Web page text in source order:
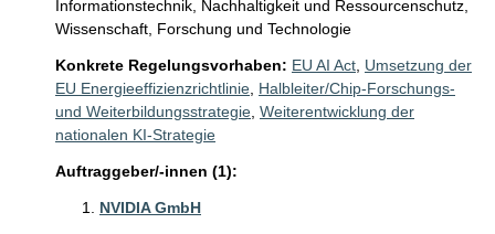
Informationstechnik, Nachhaltigkeit und Ressourcenschutz,
Wissenschaft, Forschung und Technologie
Konkrete Regelungsvorhaben: EU AI Act Umsetzung der
EU Energieeffizienzrichtlinie Halbleiter/Chip-Forschungs-
und Weiterbildungsstrategie Weiterentwicklung der
nationalen KI-Strategie
Auftraggeber/-innen (1):
NVIDIA GmbH